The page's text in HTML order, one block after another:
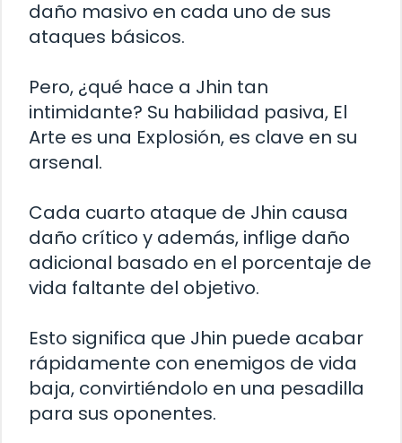
daño masivo en cada uno de sus
ataques básicos.
Pero, ¿qué hace a Jhin tan
intimidante? Su habilidad pasiva, El
Arte es una Explosión, es clave en su
arsenal.
Cada cuarto ataque de Jhin causa
daño crítico y además, inflige daño
adicional basado en el porcentaje de
vida faltante del objetivo.
Esto significa que Jhin puede acabar
rápidamente con enemigos de vida
baja, convirtiéndolo en una pesadilla
para sus oponentes.